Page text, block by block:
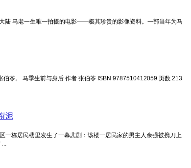
陆 马老一生唯一拍摄的电影——极其珍贵的影像资料。一部当年为马
伯苓。 马季生前与身后 作者 张伯苓 ISBN 9787510412059 页数 213
泥
一栋居民楼里发生了一幕悲剧：该楼一居民家的男主人余强被携刀上
...